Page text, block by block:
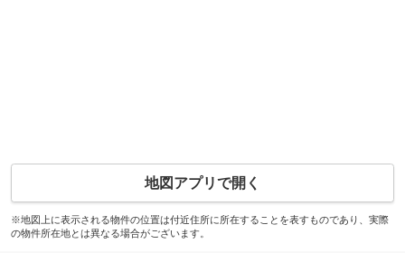
地図アプリで開く
※地図上に表示される物件の位置は付近住所に所在することを表すものであり、実際
の物件所在地とは異なる場合がございます。